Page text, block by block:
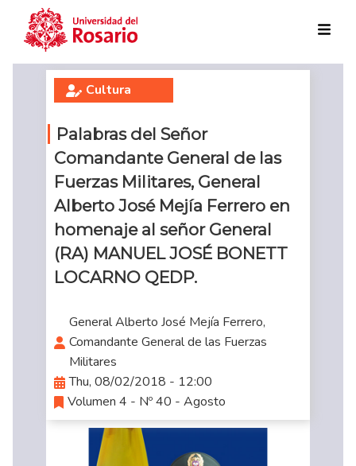
Skip to main content
Cultura
Palabras del Señor
Comandante General de las
Fuerzas Militares, General
Alberto José Mejía Ferrero en
homenaje al señor General
(RA) MANUEL JOSÉ BONETT
LOCARNO QEDP.
General Alberto José Mejía Ferrero,
Comandante General de las Fuerzas
Militares
Thu, 08/02/2018 - 12:00
Volumen 4 - Nº 40 - Agosto